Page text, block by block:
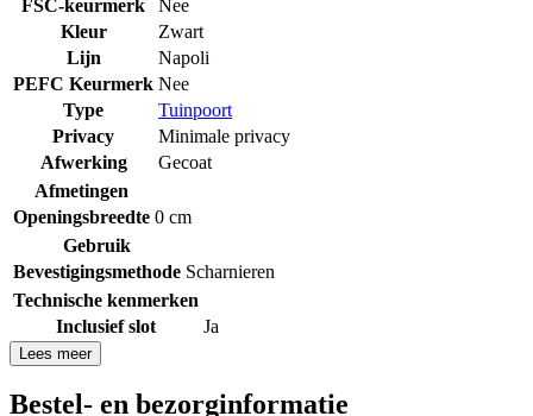
FSC-keurmerk
Nee
Kleur
Zwart
Lijn
Napoli
PEFC Keurmerk Nee
Type
Tuinpoort
Privacy
Minimale privacy
Afwerking
Gecoat
Afmetingen
Openingsbreedte 0 cm
Gebruik
Bevestigingsmethode Scharnieren
Technische kenmerken
Inclusief slot
Ja
Lees meer
Bestel- en bezorginformatie